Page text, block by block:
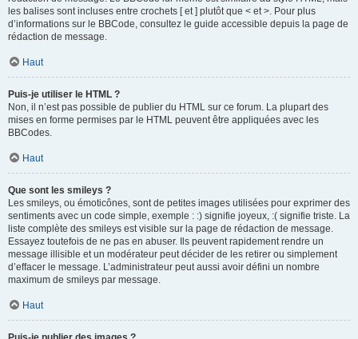
les balises sont incluses entre crochets [ et ] plutôt que < et >. Pour plus
d’informations sur le BBCode, consultez le guide accessible depuis la page de
rédaction de message.
Haut
Puis-je utiliser le HTML ?
Non, il n’est pas possible de publier du HTML sur ce forum. La plupart des
mises en forme permises par le HTML peuvent être appliquées avec les
BBCodes.
Haut
Que sont les smileys ?
Les smileys, ou émoticônes, sont de petites images utilisées pour exprimer des
sentiments avec un code simple, exemple : :) signifie joyeux, :( signifie triste. La
liste complète des smileys est visible sur la page de rédaction de message.
Essayez toutefois de ne pas en abuser. Ils peuvent rapidement rendre un
message illisible et un modérateur peut décider de les retirer ou simplement
d’effacer le message. L’administrateur peut aussi avoir défini un nombre
maximum de smileys par message.
Haut